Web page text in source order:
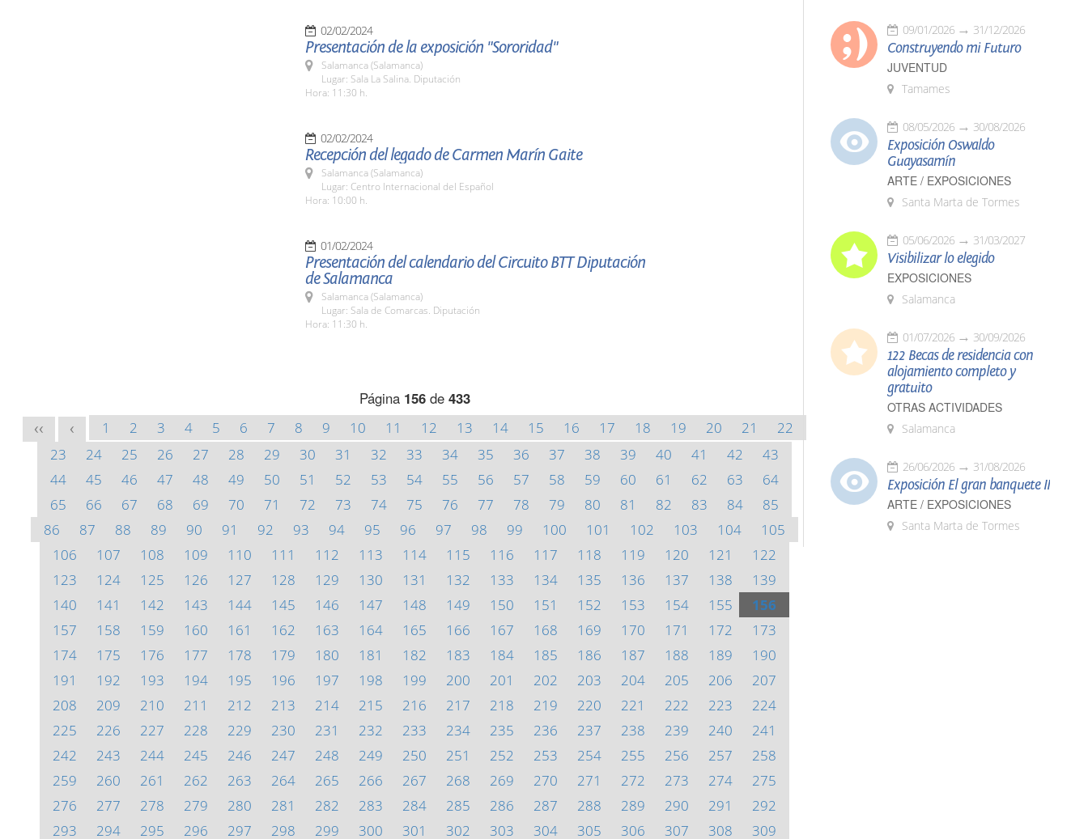
02/02/2024
Presentación de la exposición "Sororidad"
Salamanca (Salamanca)
Lugar: Sala La Salina. Diputación
Hora: 11:30 h.
02/02/2024
Recepción del legado de Carmen Marín Gaite
Salamanca (Salamanca)
Lugar: Centro Internacional del Español
Hora: 10:00 h.
01/02/2024
Presentación del calendario del Circuito BTT Diputación
de Salamanca
Salamanca (Salamanca)
Lugar: Sala de Comarcas. Diputación
Hora: 11:30 h.
Página 156de 433
<< < 1 2 3 4 5 6 7 8 9 10 11 12 13 14 15 16 17 18 19 20 21
22
23
24 25 26 27 28 29 30 31 32 33 34 35 36 37 38 39 40 41 42
43
44
45 46 47 48 49 50 51 52 53 54 55 56 57 58 59 60 61 62 63
64
65
66 67 68 69 70 71 72 73 74 75 76 77 78 79 80 81 82 83 84
85
86
87 88 89 90 91 92 93 94 95 96 97 98 99 100 101 102 103 104
105
106
107 108 109 110 111 112 113 114 115 116 117 118 119 120 121
122
123
124 125 126 127 128 129 130 131 132 133 134 135 136 137 138
139
140
141 142 143 144 145 146 147 148 149 150 151 152 153 154 155
156
157
158 159 160 161 162 163 164 165 166 167 168 169 170 171 172
173
174
175 176 177 178 179 180 181 182 183 184 185 186 187 188 189
190
191
192 193 194 195 196 197 198 199 200 201 202 203 204 205 206
207
208
209 210 211 212 213 214 215 216 217 218 219 220 221 222 223
224
225
226 227 228 229 230 231 232 233 234 235 236 237 238 239 240
241
242
243 244 245 246 247 248 249 250 251 252 253 254 255 256 257
258
259
260 261 262 263 264 265 266 267 268 269 270 271 272 273 274
275
276
277 278 279 280 281 282 283 284 285 286 287 288 289 290 291
292
293
294 295 296 297 298 299 300 301 302 303 304 305 306 307 308 309
09/01/2026 31/12/2026
Construyendo mi Futuro
JUVENTUD
Tamames
08/05/2026 30/08/2026
Exposición Oswaldo
Guayasamín
ARTE / EXPOSICIONES
Santa Marta de Tormes
05/06/2026 31/03/2027
Visibilizar lo elegido
EXPOSICIONES
Salamanca
01/07/2026 30/09/2026
122 Becas de residencia con
alojamiento completo y
gratuito
OTRAS ACTIVIDADES
Salamanca
26/06/2026 31/08/2026
Exposición El gran banquete II
ARTE / EXPOSICIONES
Santa Marta de Tormes